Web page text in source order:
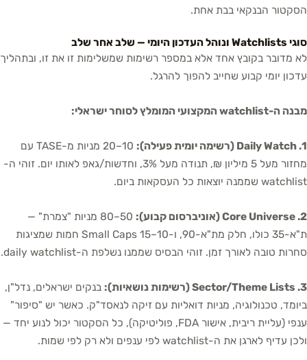
הסקטור הבנקאי בבת אחת.
סוגי Watchlists ונוהל העדכון היומי — שלב אחר שלב
לא מדובר בקובץ אחד אלא במספר רשימות שמשלימות זו את זו, ובתהליך
עדכון יומי קבוע שחייב להפוך להרגל.
מבנה ה-watchlist המקצועי המומלץ לסוחר ישראלי:
1. Daily Watch (רשימה יומית פעילה):
10–20 מניות מ-TASE עם
מחזור מעל 5 מיליון ₪, תנודה מעל 3%, וחדשות/גאפ לאותו יום. זוהי ה-
watchlist שממנה יוצאות כל העסקאות ביום.
2. Core Universe (אוניברסום קבוע):
50–80 מניות "צמרת" —
ת"א-35 כולו, חלק מת"א-90, ו-10–15 Small Caps חמות שמציגות
סחרות טובה לאורך זמן. זוהי הבסיס שממנו נשלפת ה-daily watchlist.
3. Sector/Theme Lists (רשימות נושאיות):
בנקים ישראלים, נדל"ן,
ביומד, טכנולוגיה, מניות דואליות עם זיקה לנאסד"ק. כאשר יש "סיפור"
ענפי (עליית ריבית, אישור FDA, פוליטיקה), כל הסקטור יכול לנוע יחד —
ולכן עדיף לארגן את ה-watchlist לפי ענפים ולא רק לפי שמות.